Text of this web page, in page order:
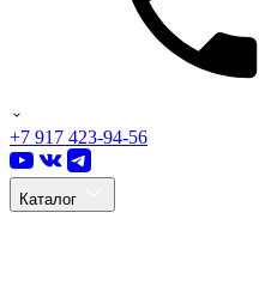
+7 917 423-94-56
Каталог